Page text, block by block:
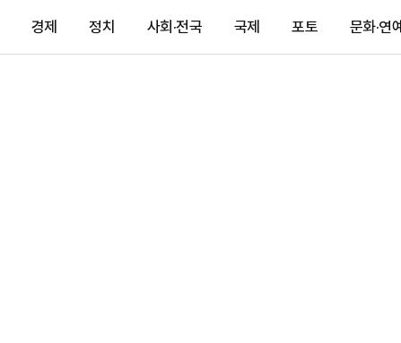
경제 정치 사회·전국 국제 포토 문화·연예